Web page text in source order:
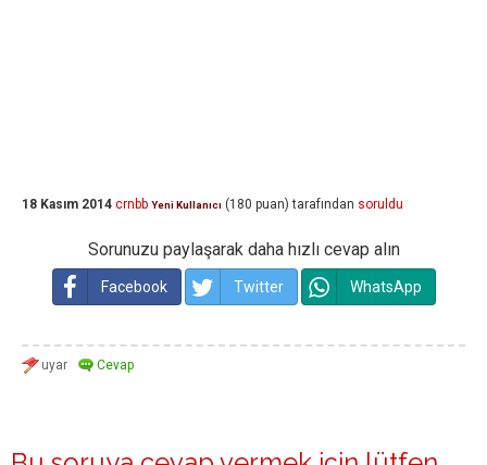
18 Kasım 2014 crnbb Yeni Kullanıcı (180 puan) tarafından soruldu
Sorunuzu paylaşarak daha hızlı cevap alın
Facebook Twitter WhatsApp